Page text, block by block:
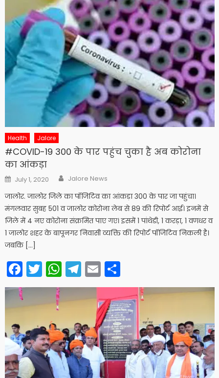
Health Jalore
#COVID-19 300 के पार पहुंच चुका है अब कोरोना
का आंकड़ा
Posted
on
July 1, 2020 Author
Jalore News
जालोर. जालोर जिले का पॉजिटिव का आंकड़ा 300 के पार जा पहुंचा।
मंगलवार सुबह 501 व जालोर कोरोना लेब से 89 की रिपोर्ट आई। इनमें से
जिले में 4 नए कोरोना संक्रमित पाए गए। इसमें 1 पांथेडी, 1 करड़ा, 1 वणधर व
1 जालोर शहर के बापूनगर निवासी व्यक्ति की रिपोर्ट पॉजिटिव निकली है।
जबकि […]
Facebook
Twitter
WhatsApp
Telegram
Email